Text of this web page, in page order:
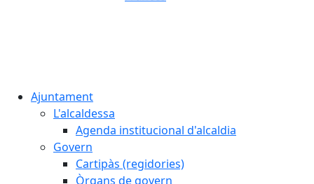
Ajuntament
L'alcaldessa
Agenda institucional d'alcaldia
Govern
Cartipàs (regidories)
Òrgans de govern